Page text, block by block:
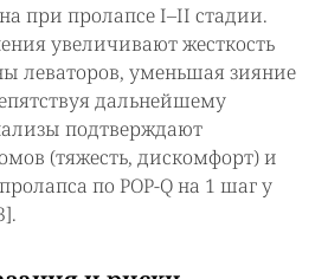
при пролапсе I–II стадии.
увеличивают жесткость
леваторов, уменьшая зияние
дальнейшему
подтверждают
(тяжесть, дискомфорт) и
по POP-Q на 1 шаг у